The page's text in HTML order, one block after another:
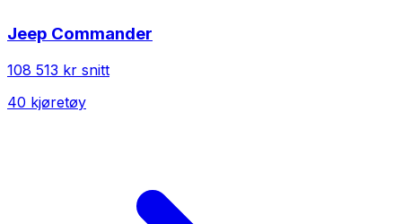
Jeep Commander
108 513 kr snitt
40 kjøretøy